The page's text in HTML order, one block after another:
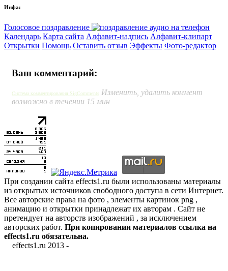
Инфа:
Голосовое поздравление
Календарь Карта сайта Алфавит-надпись Алфавит-клипарт
Открытки Помощь Оставить отзыв Эффекты Фото-редактор
Ваш комментарий:
Система комментирования SigComments Изменить, удалить коммент
возможно в течении 15 мин
При создании сайта effects1.ru были использованы материалы
из открытых источников свободного доступа в сети Интернет.
Все авторские права на фото , элементы картинок png ,
анимацию и открытки принадлежат их авторам . Сайт не
претендует на авторств изображений , за исключением
авторских работ. При копировании материалов ссылка на
effects1.ru обязательна.
effects1.ru 2013 -